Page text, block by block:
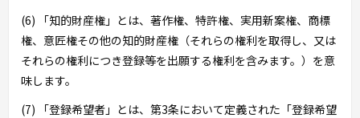
(6) 「知的財産権」とは、著作権、特許権、実用新案権、商標
権、意匠権その他の知的財産権（それらの権利を取得し、又は
それらの権利につき登録等を出願する権利を含みます。）を意
味します。
(7) 「登録希望者」とは、第3条において定義された「登録希望